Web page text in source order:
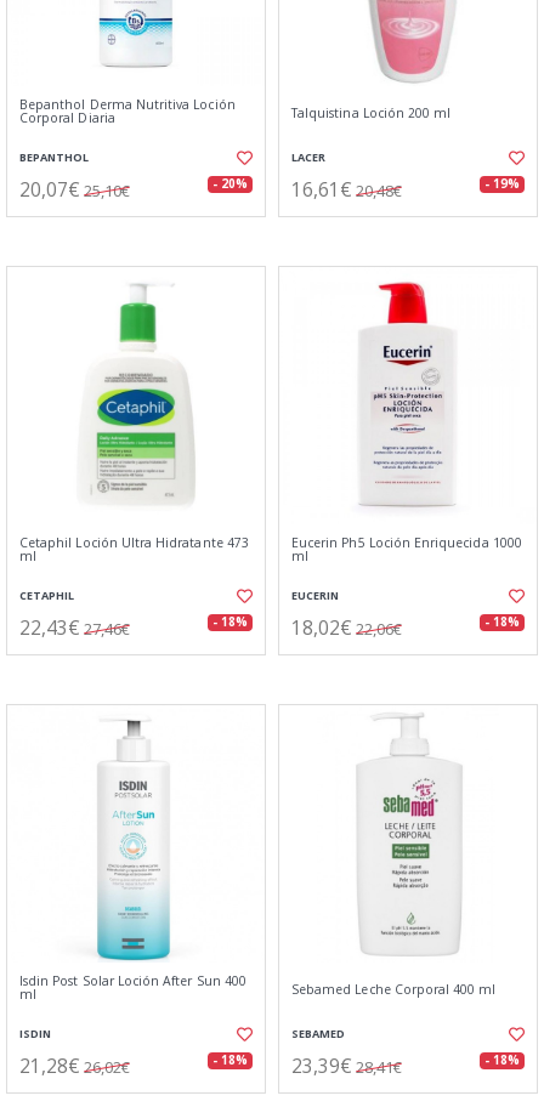
Bepanthol Derma Nutritiva Loción
Corporal Diaria
BEPANTHOL
20,07€ 25,10€ - 20%
Talquistina Loción 200 ml
LACER
16,61€ 20,48€ - 19%
Cetaphil Loción Ultra Hidratante 473
ml
CETAPHIL
22,43€ 27,46€ - 18%
Eucerin Ph5 Loción Enriquecida 1000
ml
EUCERIN
18,02€ 22,06€ - 18%
Isdin Post Solar Loción After Sun 400
ml
ISDIN
21,28€ 26,02€ - 18%
Sebamed Leche Corporal 400 ml
SEBAMED
23,39€ 28,41€ - 18%